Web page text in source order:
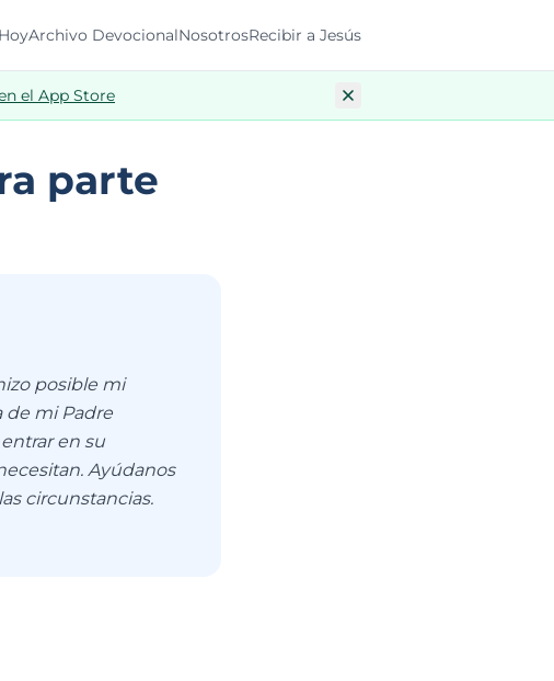
Archivo DevocionalNosotrosRecibir a Jesús
el App Store
parte
posible mi
de mi Padre
en su
Ayúdanos
circunstancias.